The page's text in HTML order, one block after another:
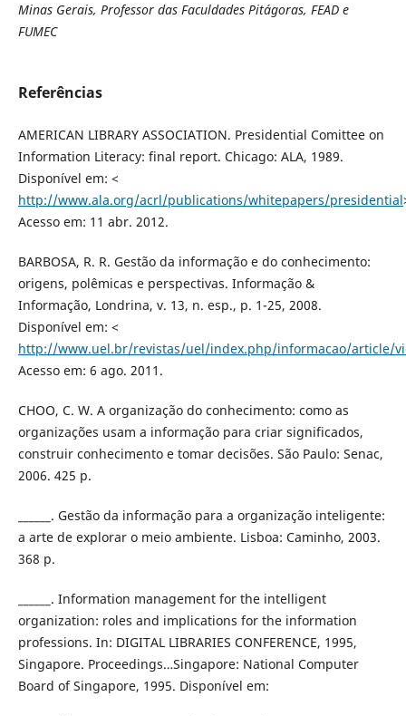
Minas Gerais, Professor das Faculdades Pitágoras, FEAD e
FUMEC
Referências
AMERICAN LIBRARY ASSOCIATION. Presidential Comittee on
Information Literacy: final report. Chicago: ALA, 1989.
Disponível em: <
http://www.ala.org/acrl/publications/whitepapers/presidential
Acesso em: 11 abr. 2012.
BARBOSA, R. R. Gestão da informação e do conhecimento:
origens, polêmicas e perspectivas. Informação &
Informação, Londrina, v. 13, n. esp., p. 1-25, 2008.
Disponível em: <
http://www.uel.br/revistas/uel/index.php/informacao/article/
Acesso em: 6 ago. 2011.
CHOO, C. W. A organização do conhecimento: como as
organizações usam a informação para criar significados,
construir conhecimento e tomar decisões. São Paulo: Senac,
2006. 425 p.
______. Gestão da informação para a organização inteligente:
a arte de explorar o meio ambiente. Lisboa: Caminho, 2003.
368 p.
______. Information management for the intelligent
organization: roles and implications for the information
professions. In: DIGITAL LIBRARIES CONFERENCE, 1995,
Singapore. Proceedings…Singapore: National Computer
Board of Singapore, 1995. Disponível em: